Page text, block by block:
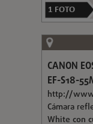
1 FOTO
CANON
EF-S18-
http://
Cámara
White con